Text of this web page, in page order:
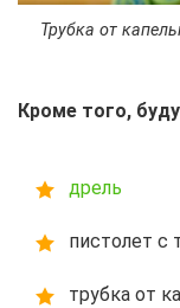
Трубка от
Кроме того,
дрель
пистолет с
трубка от